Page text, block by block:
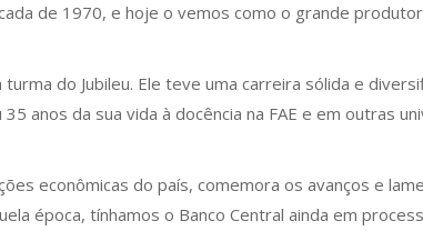
de 1970, e hoje o vemos como o grande
do Jubileu. Ele teve uma carreira sólida e
anos da sua vida à docência na FAE e em outras
econômicas do país, comemora os avanços e
época, tínhamos o Banco Central ainda em